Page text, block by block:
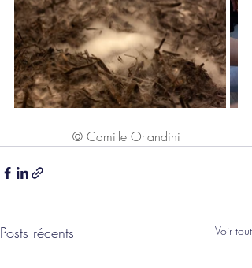
© Camille Orlandini
Posts récents Voir tout